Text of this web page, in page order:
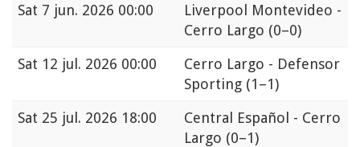
Sat 7 jun. 2026 00:00
Liverpool Montevideo -
Cerro Largo (0–0)
Sat 12 jul. 2026 00:00
Cerro Largo - Defensor
Sporting (1–1)
Sat 25 jul. 2026 18:00
Central Español - Cerro
Largo (0–1)